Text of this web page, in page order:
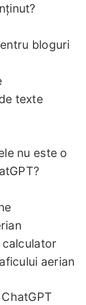
bloguri
texte
nu este o
aerian